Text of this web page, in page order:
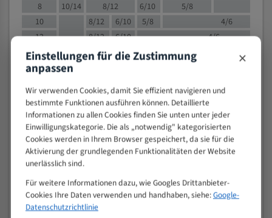
8
10/14 8/12 6/10 5/8
10
8/12 6/10 5/8
4/6
12
8/12 6/10
4/6
15
8/12 6/10
4/5
20
50
80
> 100
VOLLMATERIAL
M (mm)
Zoll (ZpZ))
>
25
10/14
Einstellungen für die Zustimmung
anpassen ×
Wir verwenden Cookies, damit Sie effizient navigieren und
bestimmte Funktionen ausführen können. Detaillierte
Informationen zu allen Cookies finden Sie unten unter jeder
Einwilligungskategorie. Die als „notwendig" kategorisierten
Cookies werden in Ihrem Browser gespeichert, da sie für die
Aktivierung der grundlegenden Funktionalitäten der Website
unerlässlich sind.
Für weitere Informationen dazu, wie Googles Drittanbieter-
Cookies Ihre Daten verwenden und handhaben, siehe:Google-
Datenschutzrichtlinie